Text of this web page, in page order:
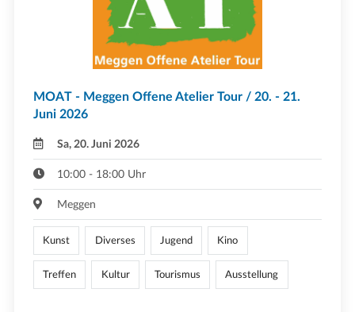
MOAT - Meggen Offene Atelier Tour / 20. - 21.
Juni 2026
Sa, 20. Juni 2026
10:00 - 18:00 Uhr
Meggen
Kunst Diverses Jugend Kino
Treffen Kultur Tourismus Ausstellung